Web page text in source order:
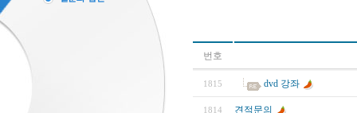
번호
1815 dvd 강좌
1814 견적문의